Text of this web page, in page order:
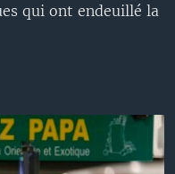
qui ont endeuillé la